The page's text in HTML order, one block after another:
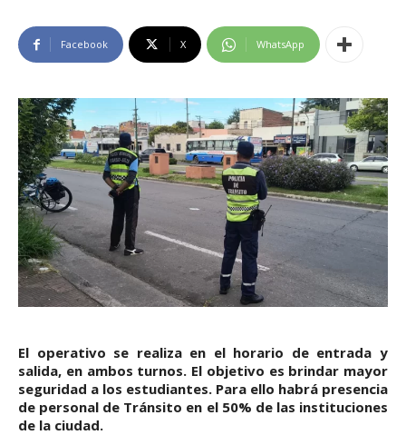
Facebook X WhatsApp
El operativo se realiza en el horario de entrada y
salida, en ambos turnos. El objetivo es brindar mayor
seguridad a los estudiantes. Para ello habrá presencia
de personal de Tránsito en el 50% de las instituciones
de la ciudad.